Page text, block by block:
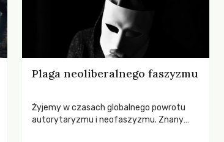
Plaga neoliberalnego faszyzmu
Żyjemy w czasach globalnego powrotu
autorytaryzmu i neofaszyzmu. Znany